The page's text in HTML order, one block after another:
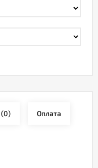
(0) Оплата